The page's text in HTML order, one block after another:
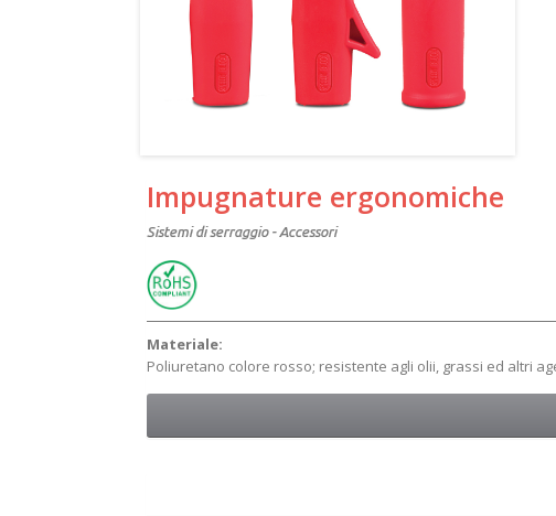
Impugnature ergonomiche
Sistemi di serraggio - Accessori
Materiale:
Poliuretano colore rosso; resistente agli olii, grassi ed altri